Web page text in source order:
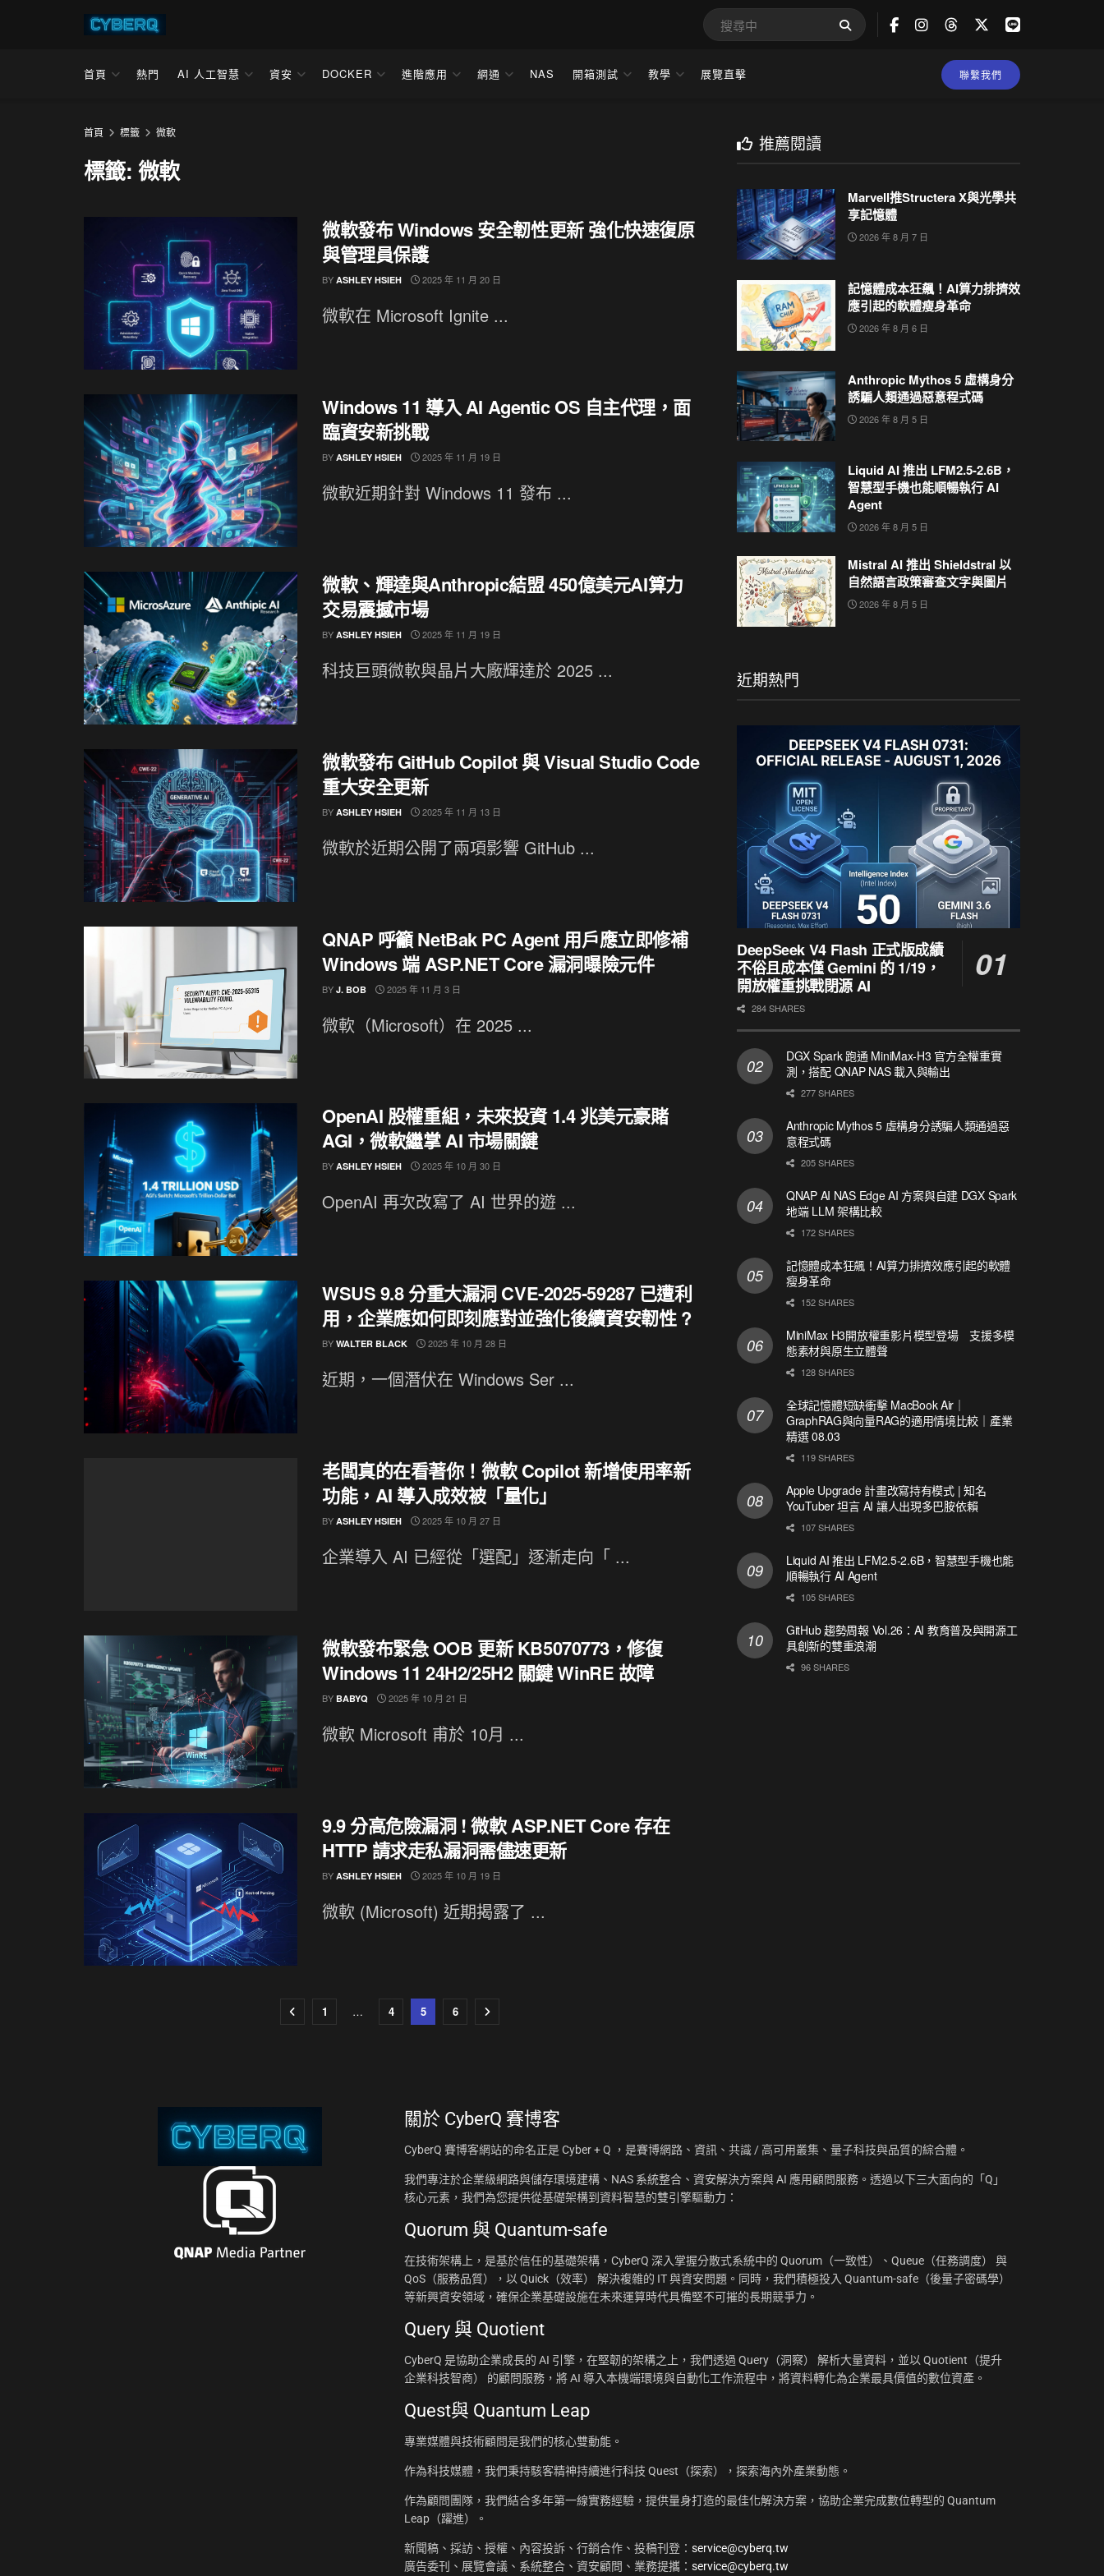
首頁 熱門 AI 人工智慧 資安 DOCKER 進階應用 網通 NAS 開箱測試 教學 展覽直擊 聯繫我們
首頁 標籤 微軟
標籤: 微軟
微軟發布 Windows 安全韌性更新 強化快速復原
與管理員保護
BY ASHLEY HSIEH 2025 年 11 月 20 日
微軟在 Microsoft Ignite ...
Windows 11 導入 AI Agentic OS 自主代理，面
臨資安新挑戰
BY ASHLEY HSIEH 2025 年 11 月 19 日
微軟近期針對 Windows 11 發布 ...
微軟、輝達與Anthropic結盟 450億美元AI算力
交易震撼市場
BY ASHLEY HSIEH 2025 年 11 月 19 日
科技巨頭微軟與晶片大廠輝達於 2025 ...
微軟發布 GitHub Copilot 與 Visual Studio Code
重大安全更新
BY ASHLEY HSIEH 2025 年 11 月 13 日
微軟於近期公開了兩項影響 GitHub ...
QNAP 呼籲 NetBak PC Agent 用戶應立即修補
Windows 端 ASP.NET Core 漏洞曝險元件
BY J. BOB 2025 年 11 月 3 日
微軟（Microsoft）在 2025 ...
OpenAI 股權重組，未來投資 1.4 兆美元豪賭
AGI，微軟繼掌 AI 市場關鍵
BY ASHLEY HSIEH 2025 年 10 月 30 日
OpenAI 再次改寫了 AI 世界的遊 ...
WSUS 9.8 分重大漏洞 CVE-2025-59287 已遭利
用，企業應如何即刻應對並強化後續資安韌性 ?
BY WALTER BLACK 2025 年 10 月 28 日
近期，一個潛伏在 Windows Ser ...
老闆真的在看著你！微軟 Copilot 新增使用率新
功能，AI 導入成效被「量化」
BY ASHLEY HSIEH 2025 年 10 月 27 日
企業導入 AI 已經從「選配」逐漸走向「 ...
微軟發布緊急 OOB 更新 KB5070773，修復
Windows 11 24H2/25H2 關鍵 WinRE 故障
BY BABYQ 2025 年 10 月 21 日
微軟 Microsoft 甫於 10月 ...
9.9 分高危險漏洞 ! 微軟 ASP.NET Core 存在
HTTP 請求走私漏洞需儘速更新
BY ASHLEY HSIEH 2025 年 10 月 19 日
微軟 (Microsoft) 近期揭露了 ...
1 … 4 5 6
推薦閱讀
Marvell推Structera X與光學共
享記憶體
2026 年 8 月 7 日
記憶體成本狂飆！AI算力排擠效
應引起的軟體瘦身革命
2026 年 8 月 6 日
Anthropic Mythos 5 虛構身分
誘騙人類通過惡意程式碼
2026 年 8 月 5 日
Liquid AI 推出 LFM2.5-2.6B，
智慧型手機也能順暢執行 AI
Agent
2026 年 8 月 5 日
Mistral AI 推出 Shieldstral 以
自然語言政策審查文字與圖片
2026 年 8 月 5 日
近期熱門
DeepSeek V4 Flash 正式版成績
不俗且成本僅 Gemini 的 1/19，
開放權重挑戰閉源 AI
284 SHARES
DGX Spark 跑通 MiniMax-H3 官方全權重實
測，搭配 QNAP NAS 載入與輸出
277 SHARES
Anthropic Mythos 5 虛構身分誘騙人類通過惡
意程式碼
205 SHARES
QNAP AI NAS Edge AI 方案與自建 DGX Spark
地端 LLM 架構比較
172 SHARES
記憶體成本狂飆！AI算力排擠效應引起的軟體
瘦身革命
152 SHARES
MiniMax H3開放權重影片模型登場 支援多模
態素材與原生立體聲
128 SHARES
全球記憶體短缺衝擊 MacBook Air｜
GraphRAG與向量RAG的適用情境比較｜產業
精選 08.03
119 SHARES
Apple Upgrade 計畫改寫持有模式 | 知名
YouTuber 坦言 AI 讓人出現多巴胺依賴
107 SHARES
Liquid AI 推出 LFM2.5-2.6B，智慧型手機也能
順暢執行 AI Agent
105 SHARES
GitHub 趨勢周報 Vol.26：AI 教育普及與開源工
具創新的雙重浪潮
96 SHARES
關於 CyberQ 賽博客
CyberQ 賽博客網站的命名正是 Cyber + Q ，是賽博網路、資訊、共識 / 高可用叢集、量子科技與品質的綜合體。
我們專注於企業級網路與儲存環境建構、NAS 系統整合、資安解決方案與 AI 應用顧問服務。透過以下三大面向的「Q」
核心元素，我們為您提供從基礎架構到資料智慧的雙引擎驅動力：
Quorum 與 Quantum-safe
在技術架構上，是基於信任的基礎架構，CyberQ 深入掌握分散式系統中的 Quorum（一致性）、Queue（任務調度） 與
QoS（服務品質），以 Quick（效率） 解決複雜的 IT 與資安問題。同時，我們積極投入 Quantum-safe（後量子密碼學）
等新興資安領域，確保企業基礎設施在未來運算時代具備堅不可摧的長期競爭力。
Query 與 Quotient
CyberQ 是協助企業成長的 AI 引擎，在堅韌的架構之上，我們透過 Query（洞察） 解析大量資料，並以 Quotient（提升
企業科技智商） 的顧問服務，將 AI 導入本機端環境與自動化工作流程中，將資料轉化為企業最具價值的數位資產。
Quest與 Quantum Leap
專業媒體與技術顧問是我們的核心雙動能。
作為科技媒體，我們秉持駭客精神持續進行科技 Quest（探索），探索海內外產業動態。
作為顧問團隊，我們結合多年第一線實務經驗，提供量身打造的最佳化解決方案，協助企業完成數位轉型的 Quantum
Leap（躍進）。
新聞稿、採訪、授權、內容投訴、行銷合作、投稿刊登： service@cyberq.tw
廣告委刊、展覽會議、系統整合、資安顧問、業務提攜： service@cyberq.tw